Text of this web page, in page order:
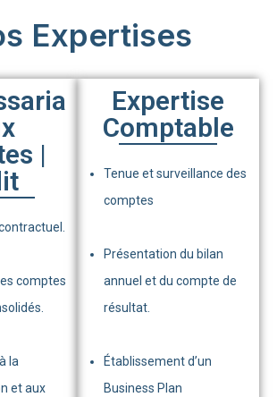
Expertises
|
comptes
la
et aux
Expertise
Comptable
Tenue et surveillance des
comptes
Présentation du bilan
annuel et du compte de
résultat.
Établissement d’un
Business Plan